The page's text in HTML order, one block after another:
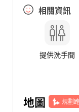
相關資訊
提供洗手間
地圖 規劃